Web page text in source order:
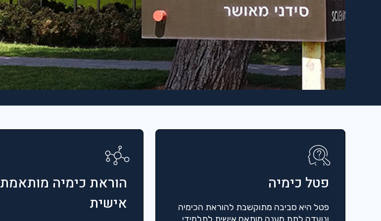
פטל כימיה
פטל היא סביבה מתוקשבת להוראת הכימיה
הוראת כימיה מותאמת
אישית